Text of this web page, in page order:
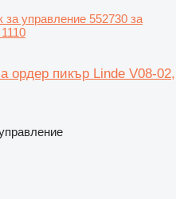
за управление 552730 за
ордер пикър Linde V08-02,